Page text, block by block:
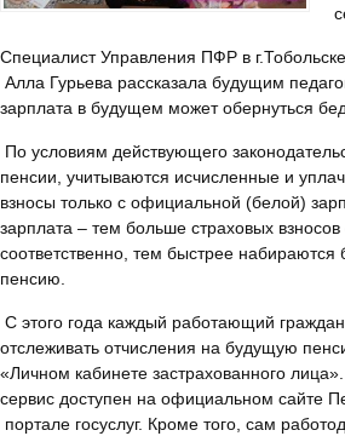
Специалист Управления ПФР в
Алла Гурьева рассказала будущим
зарплата в будущем может обернуться
По условиям действующего
пенсии, учитываются исчисленные и
взносы только с официальной (белой)
зарплата – тем больше страховых взносов
соответственно, тем быстрее
пенсию.
С этого года каждый работающий
отслеживать отчисления на будущую
«Личном кабинете застрахованного
сервис доступен на официальном сайте
портале госуслуг. Кроме того, сам